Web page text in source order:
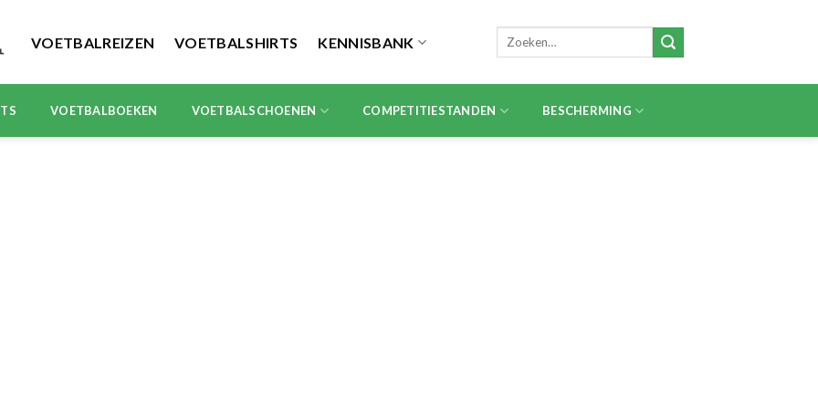
VOETBALREIZEN VOETBALSHIRTS KENNISBANK
Zoeken
VOETBALBOEKEN VOETBALSCHOENEN COMPETITIESTANDEN BESCHERMING